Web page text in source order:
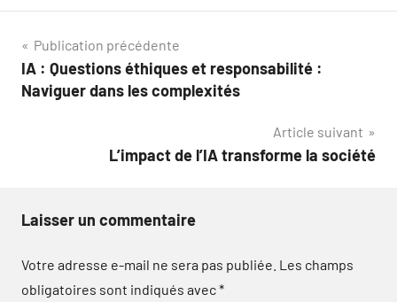
Navigation
de
Publication précédente
IA : Questions éthiques et responsabilité :
Naviguer dans les complexités
Article suivant
L’impact de l’IA transforme la société
Laisser un commentaire
Votre adresse e-mail ne sera pas publiée. Les champs
obligatoires sont indiqués avec*